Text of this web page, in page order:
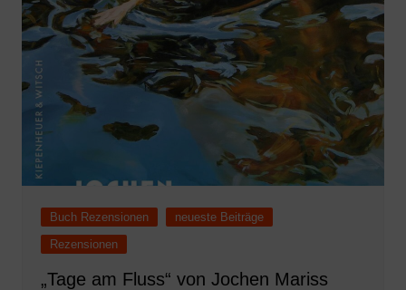
Buch Rezensionen
neueste Beiträge
Rezensionen
„Tage am Fluss“ von Jochen Mariss